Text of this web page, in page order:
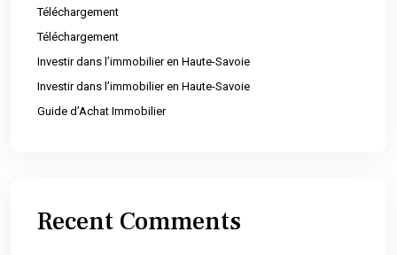
Téléchargement
Téléchargement
Investir dans l’immobilier en Haute-Savoie
Investir dans l’immobilier en Haute-Savoie
Guide d’Achat Immobilier
Recent Comments